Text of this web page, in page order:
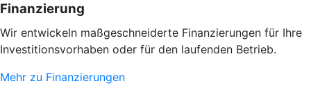
Finanzierung
Wir entwickeln maßgeschneiderte Finanzierungen für Ihre
Investitionsvorhaben oder für den laufenden Betrieb.
Mehr zu Finanzierungen